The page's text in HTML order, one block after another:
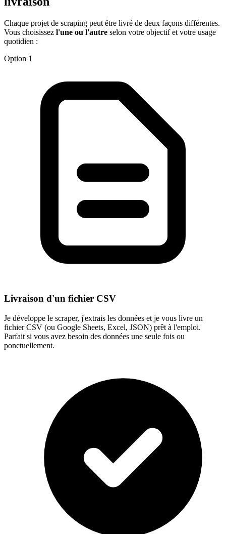
Chaque projet de scraping peut être livré de deux façons différentes.
Vous choisissez l'une ou l'autre selon votre objectif et votre usage
quotidien :
Option 1
Livraison d'un fichier CSV
Je développe le scraper, j'extrais les données et je vous livre un
fichier CSV (ou Google Sheets, Excel, JSON) prêt à l'emploi.
Parfait si vous avez besoin des données une seule fois ou
ponctuellement.